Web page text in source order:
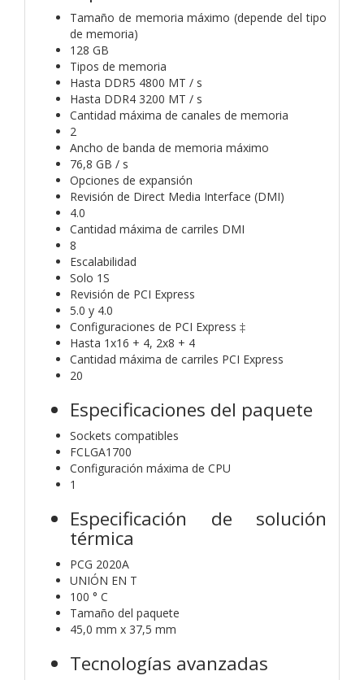
Tamaño de memoria máximo (depende del tipo
de memoria)
128 GB
Tipos de memoria
Hasta DDR5 4800 MT / s
Hasta DDR4 3200 MT / s
Cantidad máxima de canales de memoria
2
Ancho de banda de memoria máximo
76,8 GB / s
Opciones de expansión
Revisión de Direct Media Interface (DMI)
4.0
Cantidad máxima de carriles DMI
8
Escalabilidad
Solo 1S
Revisión de PCI Express
5.0 y 4.0
Configuraciones de PCI Express ‡
Hasta 1x16 + 4, 2x8 + 4
Cantidad máxima de carriles PCI Express
20
Especificaciones del paquete
Sockets compatibles
FCLGA1700
Configuración máxima de CPU
1
Especificación de solución
térmica
PCG 2020A
UNIÓN EN T
100 ° C
Tamaño del paquete
45,0 mm x 37,5 mm
Tecnologías avanzadas